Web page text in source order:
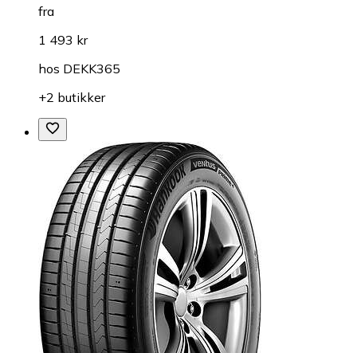
fra
1 493 kr
hos DEKK365
+2 butikker